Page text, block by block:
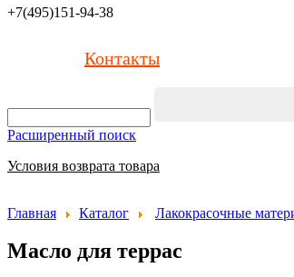
+7(495)151-94-38
Контакты
Расширенный поиск
Условия возврата товара
Главная Каталог Лакокрасочные
Масло для террас